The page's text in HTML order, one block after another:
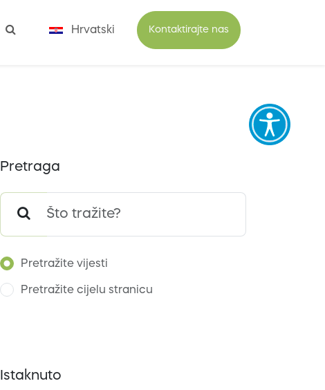
Hrvatski Kontaktirajte nas
Pretraga
Pretražite vijesti
Pretražite cijelu stranicu
Istaknuto